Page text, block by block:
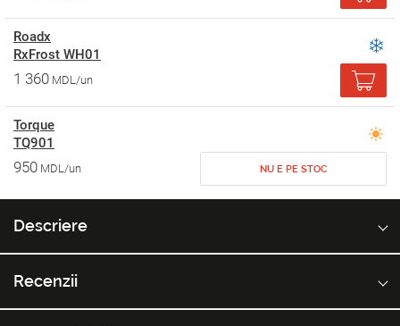
Roadx
RxFrost WH01
1 360 MDL/un
Torque
TQ901
950 MDL/un NU E PE STOC
Descriere
Recenzii